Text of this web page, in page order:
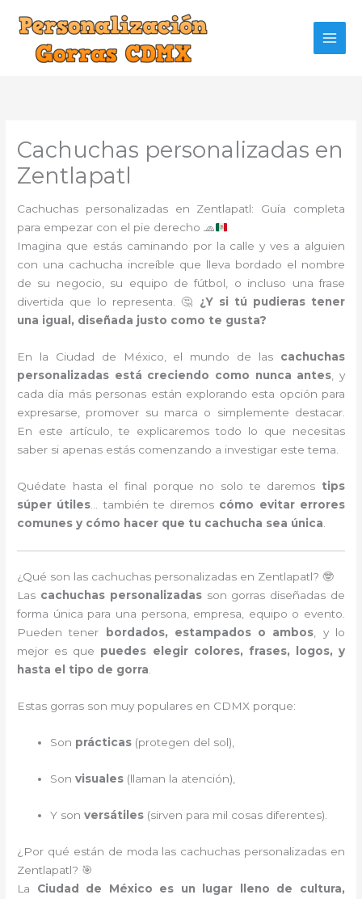
contenido
Cachuchas personalizadas en
Zentlapatl
Cachuchas personalizadas en Zentlapatl: Guía completa
para empezar con el pie derecho🧢
Imagina que estás caminando por la calle y ves a alguien
con una cachucha increíble que lleva bordado el nombre
de su negocio, su equipo de fútbol, o incluso una frase
divertida que lo representa. 🤔 ¿Y si tú pudieras tener
una igual, diseñada justo como te gusta?
En la Ciudad de México, el mundo de las cachuchas
personalizadas está creciendo como nunca antes , y
cada día más personas están explorando esta opción para
expresarse, promover su marca o simplemente destacar.
En este artículo, te explicaremos todo lo que necesitas
saber si apenas estás comenzando a investigar este tema.
Quédate hasta el final porque no solo te daremos tips
súper útiles … también te diremos cómo evitar errores
comunes y cómo hacer que tu cachucha sea única
¿Qué son las cachuchas personalizadas en Zentlapatl? 🤓
Las cachuchas personalizadasson gorras diseñadas de
forma única para una persona, empresa, equipo o evento.
Pueden tener
bordados, estampados o ambos, y lo
mejor es que puedes elegir colores, frases, logos, y
hasta el tipo de gorra.
Estas gorras son muy populares en CDMX porque:
Son prácticas (protegen del sol),
Sonvisuales (llaman la atención),
Y sonversátiles (sirven para mil cosas diferentes).
¿Por qué están de moda las cachuchas personalizadas en
Zentlapatl? 🎯
La Ciudad de México es un lugar lleno de cultura,